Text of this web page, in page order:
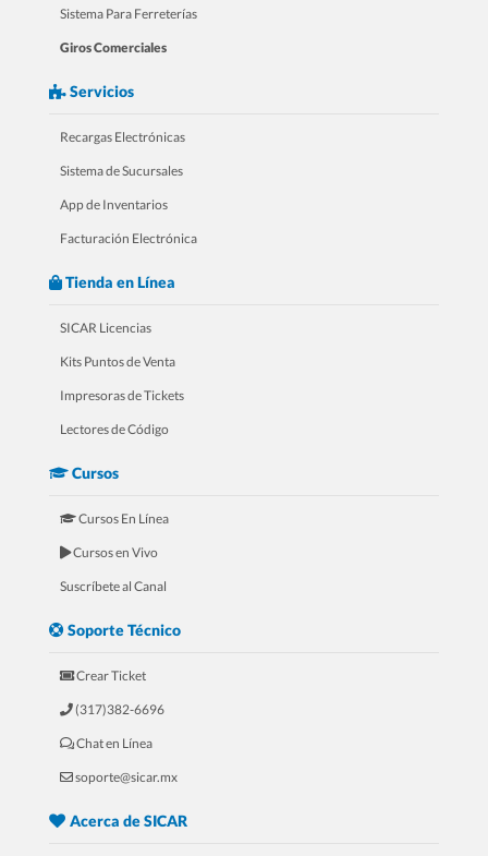
4.- Mini Curso Para Farmacias
5.- Mini Curso Para Refaccionarías
Sistema Para Ferreterías
Giros Comerciales
Servicios
Recargas Electrónicas
Sistema de Sucursales
App de Inventarios
Facturación Electrónica
Tienda en Línea
SICAR Licencias
Kits Puntos de Venta
Impresoras de Tickets
Lectores de Código
Cursos
Cursos En Línea
Cursos en Vivo
Suscríbete al Canal
Soporte Técnico
Crear Ticket
(317)382-6696
Chat en Línea
soporte@sicar.mx
Acerca de SICAR